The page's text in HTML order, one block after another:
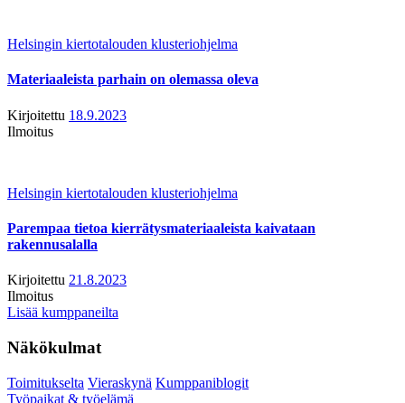
Helsingin kiertotalouden klusteriohjelma
Materiaaleista parhain on olemassa oleva
Kirjoitettu 18.9.2023
Ilmoitus
Helsingin kiertotalouden klusteriohjelma
Parempaa tietoa kierrätysmateriaaleista kaivataan
rakennusalalla
Kirjoitettu 21.8.2023
Ilmoitus
Lisää kumppaneilta
Näkökulmat
Toimitukselta Vieraskynä Kumppaniblogit
Työpaikat & työelämä